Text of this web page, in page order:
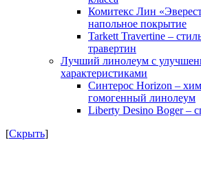
Комитекс Лин
напольное покрытие
Tarkett Travertine –
травертин
Лучший линолеум с
характеристиками
Синтерос Horizon –
гомогенный линолеум
Liberty Desino Boger –
[Скрыть]